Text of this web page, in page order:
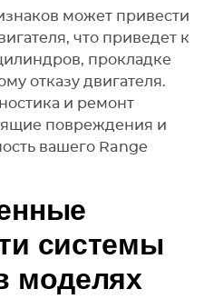
может привести
что приведет к
прокладке
отказу двигателя.
и ремонт
повреждения и
вашего Range
системы
моделях